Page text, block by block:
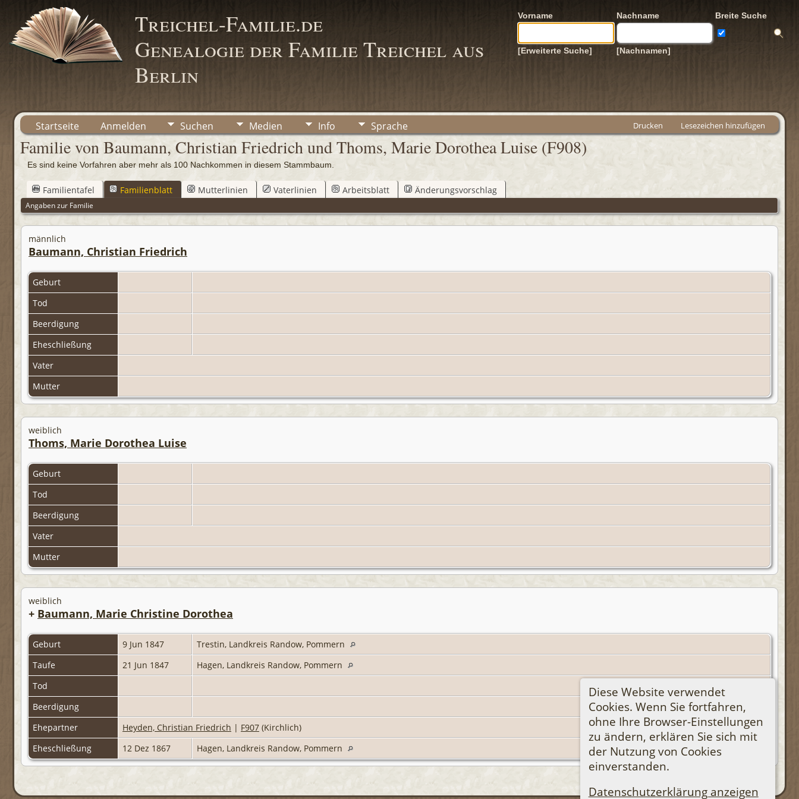
Treichel-Familie.de
Genealogie der Familie Treichel aus
Berlin
Vorname Nachname Breite Suche
[Erweiterte Suche] [Nachnamen]
Startseite Anmelden Suchen Medien Info Sprache Drucken Lesezeichen hinzufügen
Diese Website verwendet
Cookies. Wenn Sie fortfahren,
ohne Ihre Browser-Einstellungen
zu ändern, erklären Sie sich mit
der Nutzung von Cookies
einverstanden.
Datenschutzerklärung anzeigen
Familie von Baumann, Christian Friedrich und Thoms, Marie Dorothea Luise (F908)
Es sind keine Vorfahren aber mehr als 100 Nachkommen in diesem Stammbaum.
Familientafel Familienblatt Mutterlinien Vaterlinien Arbeitsblatt Änderungsvorschlag
Angaben zur Familie
männlich
Baumann, Christian Friedrich
Geburt
Tod
Beerdigung
Eheschließung
Vater
Mutter
weiblich
Thoms, Marie Dorothea Luise
Geburt
Tod
Beerdigung
Vater
Mutter
weiblich
+ Baumann, Marie Christine Dorothea
Geburt 9 Jun 1847
Trestin, Landkreis Randow, Pommern
Taufe
21 Jun 1847
Hagen, Landkreis Randow, Pommern
Tod
Beerdigung
Ehepartner
Heyden, Christian Friedrich | F907 (Kirchlich)
Eheschließung
12 Dez 1867 Hagen, Landkreis Randow, Pommern